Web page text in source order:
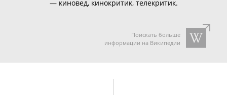
— киновед, кинокритик, телекритик.
Поискать больше
информации на Википедии